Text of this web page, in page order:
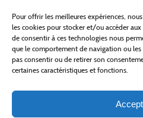
Pour offrir les meilleures expériences,
les cookies pour stocker et/ou accéder
de consentir à ces technologies nous
que le comportement de navigation ou
pas consentir ou de retirer son
certaines caractéristiques et fonctions.
Site internet cofinancé par le fonds
L'Europe investit dans